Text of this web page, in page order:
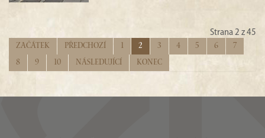
Strana 2 z 45
Začátek
Předchozí 1 2 3 4 5 6
7
8
9 10 Následující Konec